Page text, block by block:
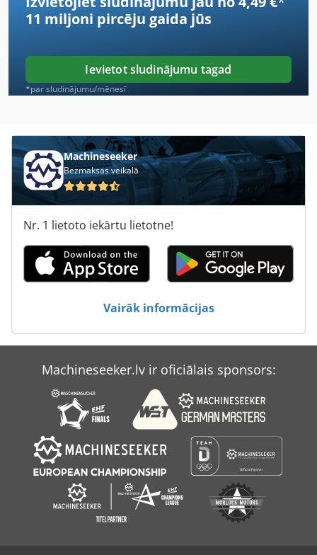
Daļa
Daļa Mazgātāji
Daļa Mazgātājs
Goebel
Iepriekš Pārklātas
Ietves Malā Knaibles
Kaudze Kadru
Kba
Priekšā Virpa
Skābbarības Griezējs
Štancēšanas Klipu
11 miljoni pircēju gaida jūs
Ievietot sludinājumu tagad
*par sludinājumu/mēnesī
Machineseeker
Bezmaksas veikalā
Nr. 1 lietoto iekārtu lietotne!
Vairāk informācijas
Machineseeker.lv ir oficiālais sponsors: